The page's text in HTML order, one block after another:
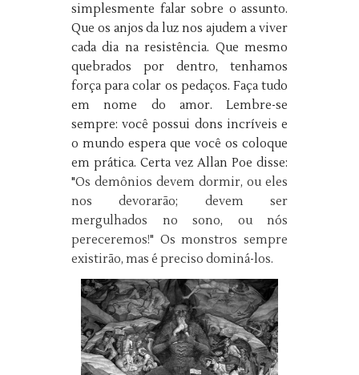
simplesmente falar sobre o assunto.
Que os anjos da luz nos ajudem a viver
cada dia na resistência. Que mesmo
quebrados por dentro, tenhamos
força para colar os pedaços. Faça tudo
em nome do amor. Lembre-se
sempre: você possui dons incríveis e
o mundo espera que você os coloque
em prática. Certa vez Allan Poe disse:
"Os demônios devem dormir, ou eles
nos devorarão; devem ser
mergulhados no sono, ou nós
pereceremos!" Os monstros sempre
existirão, mas é preciso dominá-los.